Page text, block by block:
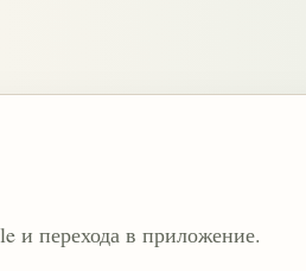
и перехода в приложение.